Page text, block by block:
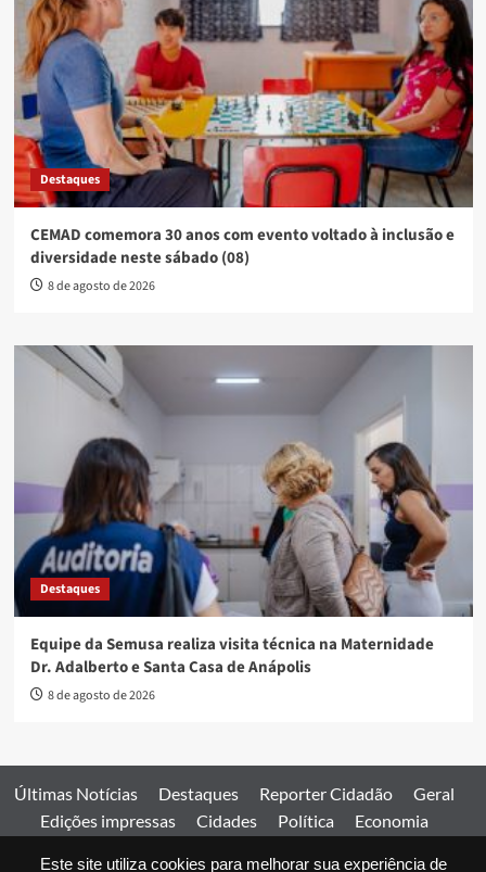
Este site utiliza cookies para melhorar sua experiência de
Destaques
CEMAD comemora 30 anos com evento voltado à inclusão e
diversidade neste sábado (08)
8 de agosto de 2026
Destaques
Equipe da Semusa realiza visita técnica na Maternidade
Dr. Adalberto e Santa Casa de Anápolis
8 de agosto de 2026
Últimas Notícias Destaques Reporter Cidadão
Geral
Edições impressas
Cidades Política
Economia